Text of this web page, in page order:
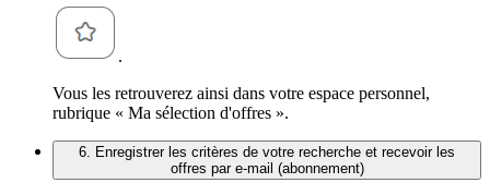
.
Vous les retrouverez ainsi dans votre espace personnel,
rubrique « Ma sélection d'offres ».
6. Enregistrer les critères de votre recherche et recevoir les
offres par e-mail (abonnement)